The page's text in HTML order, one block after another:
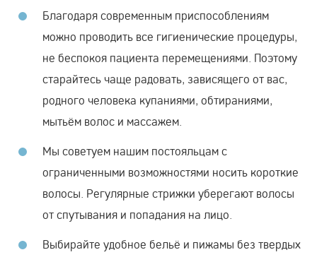
Благодаря современным приспособлениям
можно проводить все гигиенические процедуры,
не беспокоя пациента перемещениями. Поэтому
старайтесь чаще радовать, зависящего от вас,
родного человека купаниями, обтираниями,
мытьём волос и массажем.
Мы советуем нашим постояльцам с
ограниченными возможностями носить короткие
волосы. Регулярные стрижки уберегают волосы
от спутывания и попадания на лицо.
Выбирайте удобное бельё и пижамы без твердых